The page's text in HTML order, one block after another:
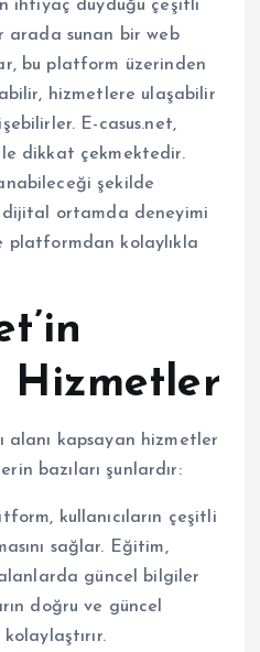
ihtiyaç duyduğu çeşitli
arada sunan bir web
bu platform üzerinden
hizmetlere ulaşabilir
E-casus.net,
dikkat çekmektedir.
şekilde
dijital ortamda deneyimi
platformdan kolaylıkla
Hizmetler
alanı kapsayan hizmetler
bazıları şunlardır:
kullanıcıların çeşitli
sağlar. Eğitim,
güncel bilgiler
doğru ve güncel